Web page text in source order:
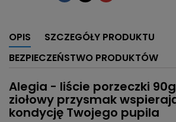
OPIS
SZCZEGÓŁY PRODUKTU
BEZPIECZEŃSTWO PRODUKTÓW
Alegia - liście porzeczki
ziołowy przysmak
kondycję Twojego pupila